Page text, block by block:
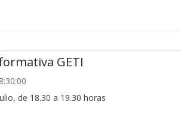
GETI
de 18.30 a 19.30 horas